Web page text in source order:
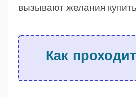
вызывают желания купить
Как